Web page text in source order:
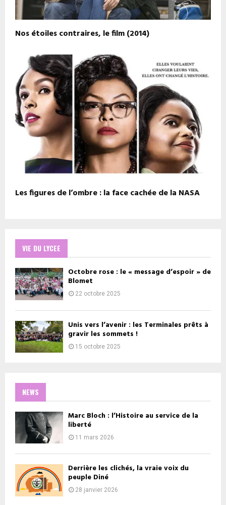
Nos étoiles contraires, le film (2014)
Les figures de l’ombre : la face cachée de la NASA
VIE DU LYCEE
Octobre rose : le « message d’espoir » de
Blomet
22 octobre 2025
Unis vers l’avenir : les Terminales prêts à
gravir les sommets !
15 octobre 2025
NEWS
Marc Bloch : l’Histoire au service de la
liberté
11 mars 2026
Derrière les clichés, la vraie voix du
peuple Diné
28 janvier 2026